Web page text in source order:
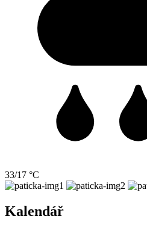
33/17 °C
Kalendář